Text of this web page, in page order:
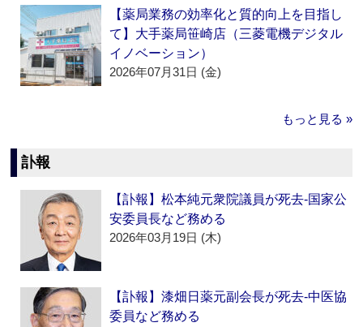
【薬局業務の効率化と質的向上を目指し
て】大手薬局笹崎店（三菱電機デジタル
イノベーション）
2026年07月31日 (金)
もっと見る »
訃報
【訃報】松本純元衆院議員が死去‐国家公
安委員長など務める
2026年03月19日 (木)
【訃報】漆畑日薬元副会長が死去‐中医協
委員など務める